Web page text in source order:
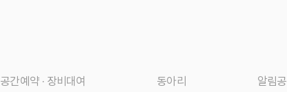
공간예약 · 장비대여 동아리 알림